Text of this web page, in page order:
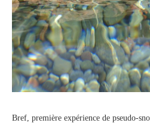
Bref, première expérience de pseudo-